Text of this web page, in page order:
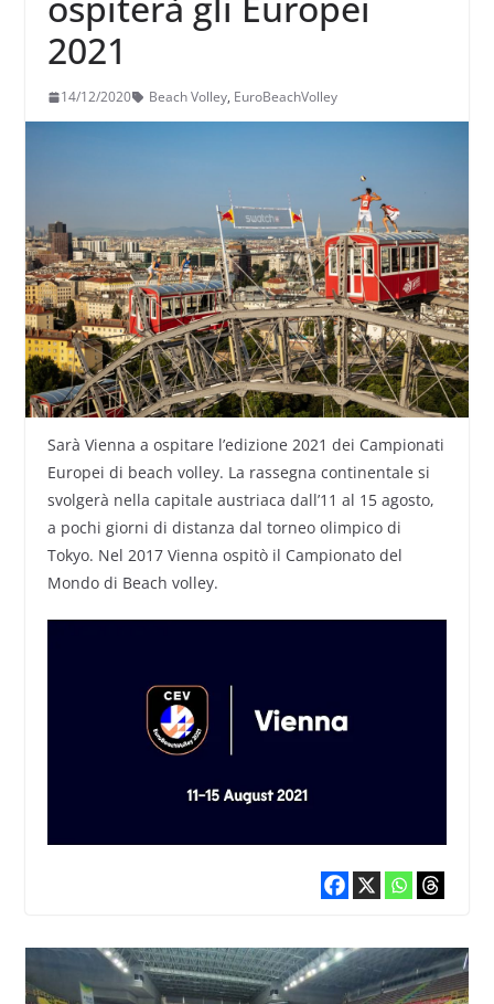
2021
14/12/2020 Beach Volley, EuroBeachVolley
Sarà Vienna a ospitare l’edizione 2021 dei Campionati
Europei di beach volley. La rassegna continentale si
svolgerà nella capitale austriaca dall’11 al 15 agosto,
a pochi giorni di distanza dal torneo olimpico di
Tokyo. Nel 2017 Vienna ospitò il Campionato del
Mondo di Beach volley.